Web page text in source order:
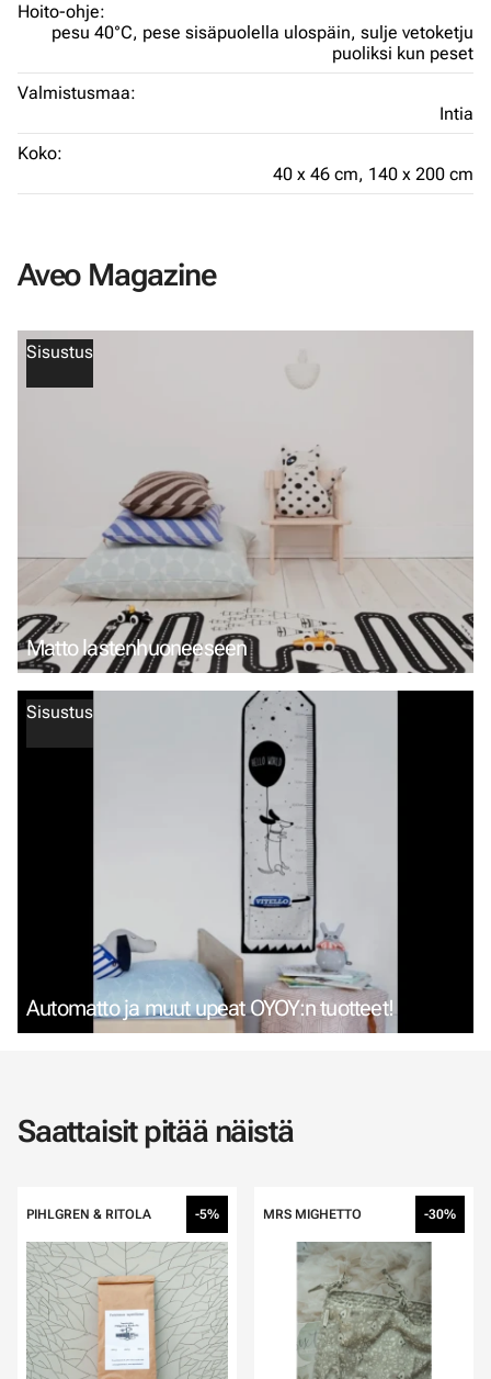
Hoito-ohje:
pesu 40°C, pese sisäpuolella ulospäin, sulje vetoketju
puoliksi kun peset
Valmistusmaa:
Intia
Koko:
40 x 46 cm, 140 x 200 cm
Aveo Magazine
Sisustus
Matto lastenhuoneeseen
Sisustus
Automatto ja muut upeat OYOY:n tuotteet!
Saattaisit pitää näistä
PIHLGREN & RITOLA -5% MRS MIGHETTO -30%